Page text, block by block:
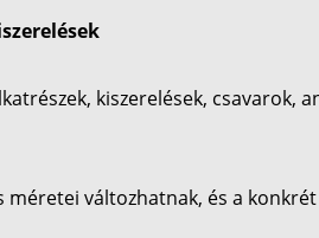
kiszerelések,
méretei változhatnak, és a